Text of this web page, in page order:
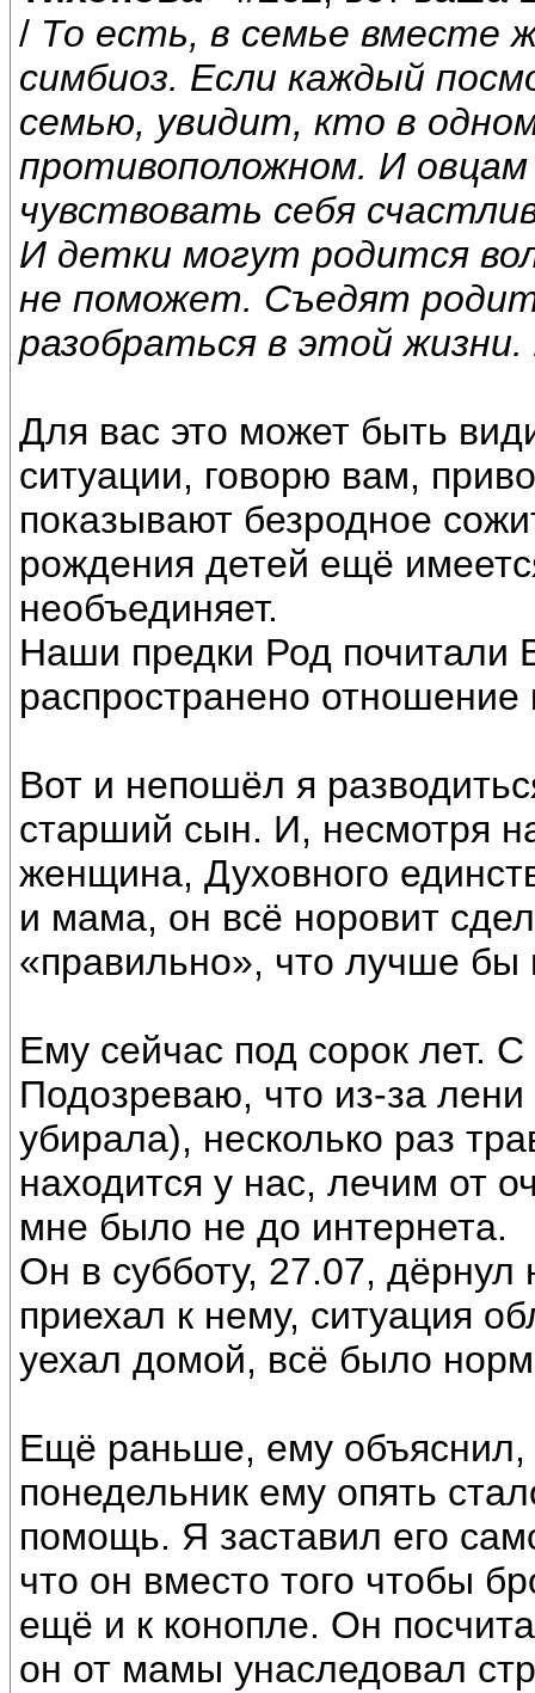
/ То есть, в семье вместе
симбиоз. Если каждый
семью, увидит, кто в
противоположном. И
чувствовать себя
И детки могут родится
не поможет. Съедят
разобраться в этой жизни.
Для вас это может быть
ситуации, говорю вам,
показывают безродное
рождения детей ещё
необъединяет.
Наши предки Род почитали
распространено
Вот и непошёл я
старший сын. И, несмотря
женщина, Духовного
и мама, он всё норовит
«правильно», что лучше бы
Ему сейчас под сорок лет.
Подозреваю, что из-за
убирала), несколько раз
находится у нас, лечим от
мне было не до интернета.
Он в субботу, 27.07,
приехал к нему, ситуация
уехал домой, всё было
Ещё раньше, ему объяснил,
понедельник ему опять
помощь. Я заставил его
что он вместо того чтобы
ещё и к конопле. Он
он от мамы унаследовал